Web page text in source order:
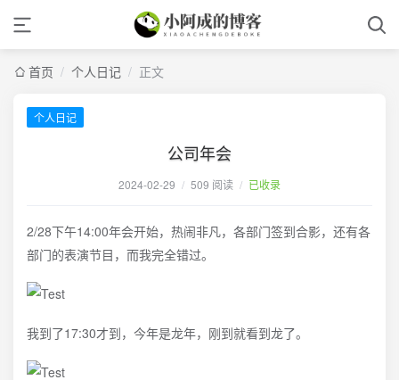
首页 / 个人日记 / 正文
个人日记
公司年会
2024-02-29 / 509 阅读 / 已收录
2/28下午14:00年会开始，热闹非凡，各部门签到合影，还有各
部门的表演节目，而我完全错过。
我到了17:30才到，今年是龙年，刚到就看到龙了。